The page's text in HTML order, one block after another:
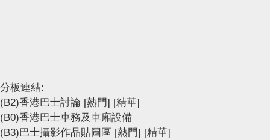
分板連結:
(B2)香港巴士討論 [熱門] [精華]
(B0)香港巴士車務及車廂設備
(B3)巴士攝影作品貼圖區 [熱門] [精華]